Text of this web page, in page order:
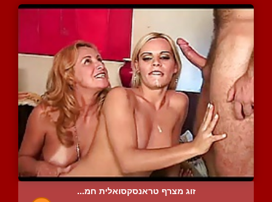
זוג מצרף טראנסקסואלית חמ...